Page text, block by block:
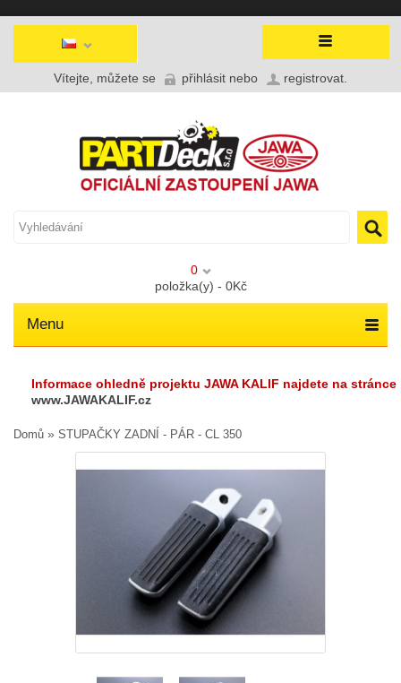
Vítejte, můžete se přihlásit nebo registrovat
0
položka(y) - 0Kč
Menu
Informace ohledně projektu JAWA KALIF najdete na stránce
www.JAWAKALIF.cz
Domů » STUPAČKY ZADNÍ - PÁR - CL 350